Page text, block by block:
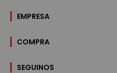
EMPRESA
COMPRA
SEGUINOS